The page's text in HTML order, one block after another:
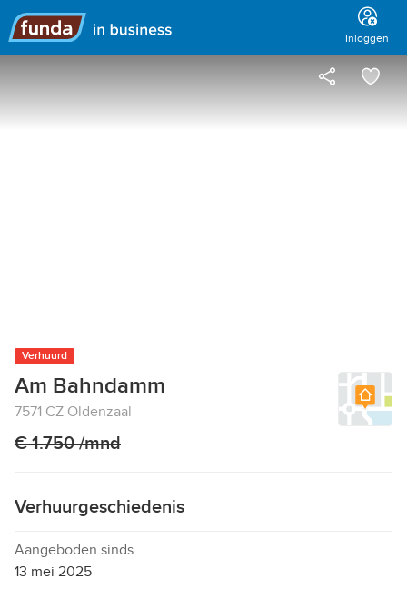
Hoofdmenu
Inloggen
Verhuurd
Am Bahndamm
7571 CZ Oldenzaal
€ 1.750 /mnd
Verhuurgeschiedenis
Aangeboden sinds
13 mei 2025